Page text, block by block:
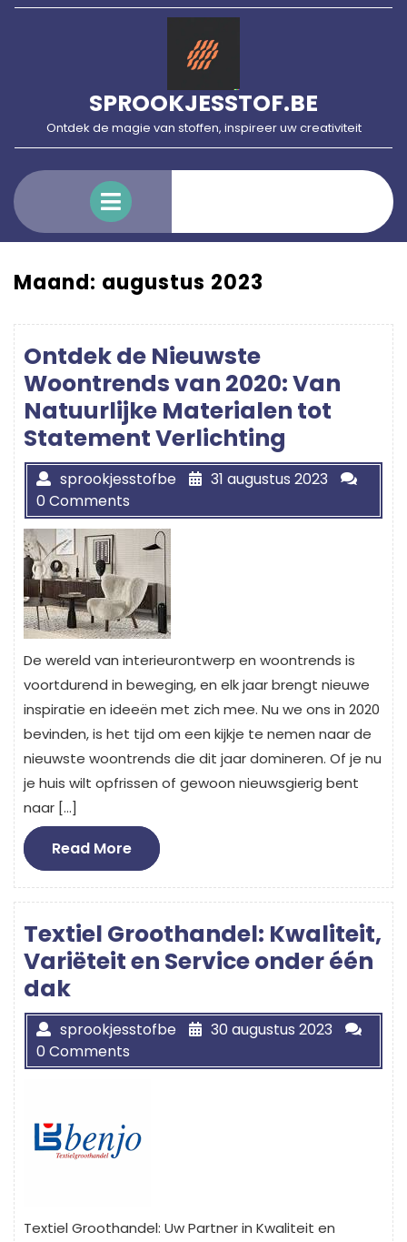
Skip
SPROOKJESSTOF.BE
Ontdek de magie van stoffen, inspireer uw creativiteit
Menu
Maand: augustus 2023
Ontdek de Nieuwste
Woontrends van 2020: Van
Natuurlijke Materialen tot
Statement Verlichting
sprookjesstofbe
31 augustus 2023
0 Comments
De wereld van interieurontwerp en woontrends is
voortdurend in beweging, en elk jaar brengt nieuwe
inspiratie en ideeën met zich mee. Nu we ons in 2020
bevinden, is het tijd om een kijkje te nemen naar de
nieuwste woontrends die dit jaar domineren. Of je nu
je huis wilt opfrissen of gewoon nieuwsgierig bent
naar […]
Read MoreRead
More
Textiel Groothandel: Kwaliteit,
Variëteit en Service onder één
dak
sprookjesstofbe
30 augustus 2023
0 Comments
Textiel Groothandel: Uw Partner in Kwaliteit en